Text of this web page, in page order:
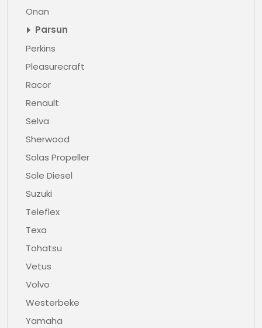
Onan
Parsun
Perkins
Pleasurecraft
Racor
Renault
Selva
Sherwood
Solas Propeller
Sole Diesel
Suzuki
Teleflex
Texa
Tohatsu
Vetus
Volvo
Westerbeke
Yamaha